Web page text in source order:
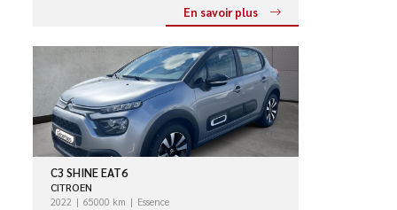
En savoir plus
C3 SHINE EAT6
CITROEN
2022 65000 km Essence